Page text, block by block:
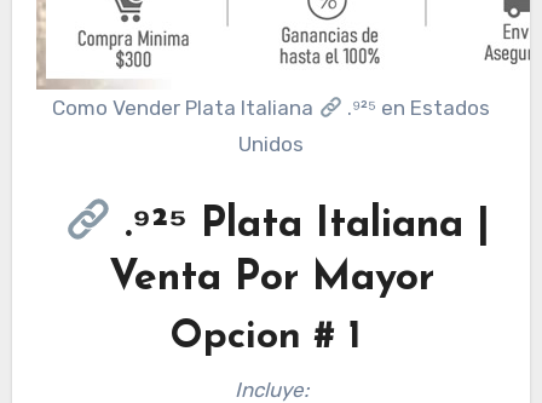
Como Vender Plata Italiana
.⁹²⁵ en Estados
Unidos
.⁹²⁵ Plata Italiana |
Venta Por Mayor
Opcion # 1
Incluye: